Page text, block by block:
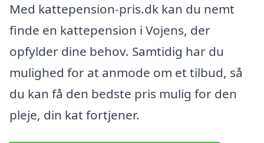
Med kattepension-pris.dk kan du nemt
finde en kattepension i Vojens, der
opfylder dine behov. Samtidig har du
mulighed for at anmode om et tilbud, så
du kan få den bedste pris mulig for den
pleje, din kat fortjener.